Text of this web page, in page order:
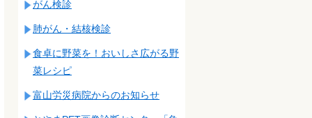
がん検診
肺がん・結核検診
食卓に野菜を！おいしさ広がる野
菜レシピ
富山労災病院からのお知らせ